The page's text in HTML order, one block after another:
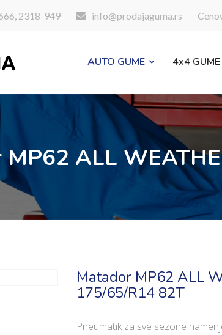
2318-949 info@prodajaguma.rs
AUTO GUME 4x4 GUME
MP62 ALL
Matador MP62 ALL
175/65/R14 82T
Pneumatik za sve sezone